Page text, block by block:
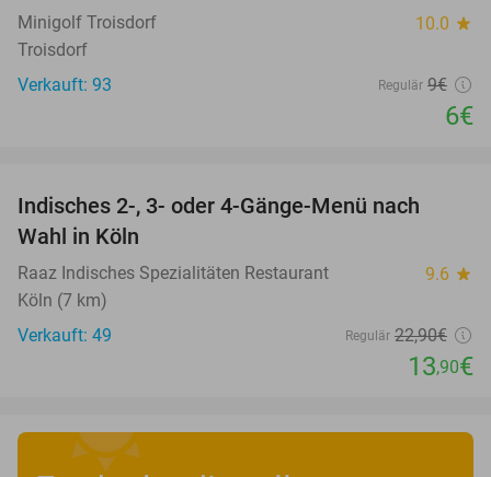
Minigolf Troisdorf 10.0 star
Troisdorf
Verkauft: 93
Regulär 9€
6€
Indisches 2-, 3- oder 4-Gänge-Menü nach
Wahl in Köln
Raaz Indisches Spezialitäten Restaurant 9.6 star
Köln (7 km)
Verkauft: 49
Regulär 22,90€
13,90€